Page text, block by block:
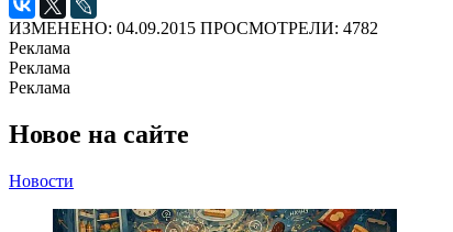
ИЗМЕНЕНО: 04.09.2015 ПРОСМОТРЕЛИ: 4782
Реклама
Реклама
Реклама
Новое на сайте
Новости